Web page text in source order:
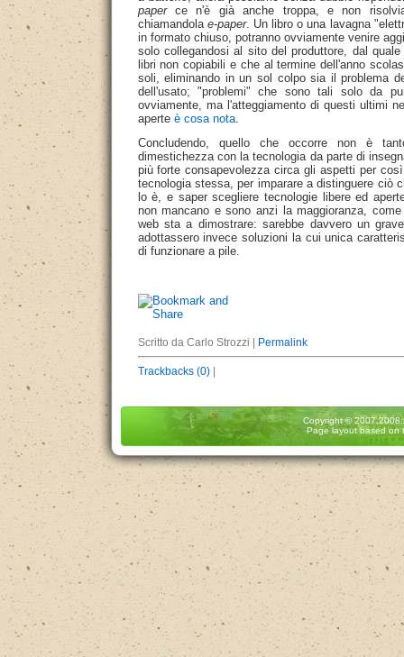
paperce n'è già anche troppa, e non
chiamandola e-paper. Un libro o una lavagna
in formato chiuso, potranno ovviamente venire
solo collegandosi al sito del produttore, dal
libri non copiabili e che al termine dell'anno
soli, eliminando in un sol colpo sia il problema
dell'usato; "problemi" che sono tali solo da
ovviamente, ma l'atteggiamento di questi ultimi
aperte è cosa nota.
Concludendo, quello che occorre non è
dimestichezza con la tecnologia da parte di
più forte consapevolezza circa gli aspetti per
tecnologia stessa, per imparare a distinguere ciò
lo è, e saper scegliere tecnologie libere ed
non mancano e sono anzi la maggioranza,
web sta a dimostrare: sarebbe davvero un
adottassero invece soluzioni la cui unica
di funzionare a pile.
Scritto da Carlo Strozzi | Permalink
Trackbacks (0)|
Copyright©
Page layout based on